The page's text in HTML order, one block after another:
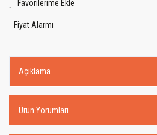
Fiyat Alarmı
Açıklama
Ürün Yorumları